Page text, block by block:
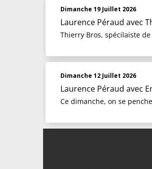
Dimanche 19 Juillet 2026
Laurence Péraud avec
Thierry Bros, spécilaiste
Dimanche 12 Juillet 2026
Laurence Péraud avec
Ce dimanche, on se